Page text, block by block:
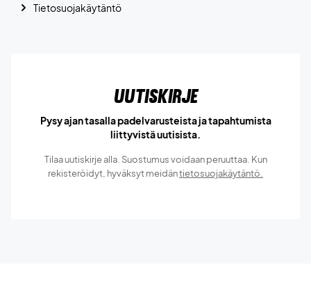
Tietosuojakäytäntö
Uutiskirje
Pysy ajan tasalla padelvarusteista ja tapahtumista
liittyvistä uutisista.
Tilaa uutiskirje alla. Suostumus voidaan peruuttaa. Kun
rekisteröidyt, hyväksyt meidäntietosuojakäytäntö.